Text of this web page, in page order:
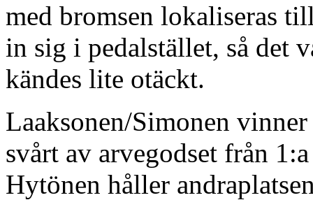
med bromsen lokaliseras
in sig i pedalstället, så det
kändes lite otäckt.
Laaksonen/Simonen
svårt av arvegodset från
Hytönen håller